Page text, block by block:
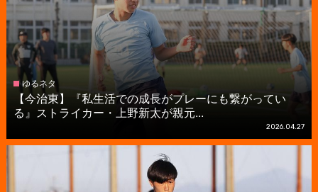
ゆるネタ
【今治東】『私生活での成長がプレーにも繋がってい
る』ストライカー・上野新太が親元...
2026.04.27